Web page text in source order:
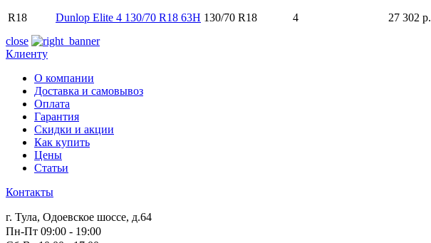
R18
Dunlop Elite 4 130/70 R18 63H 130/70 R18 4 27 302 р.
close
Клиенту
О компании
Доставка и самовывоз
Оплата
Гарантия
Скидки и акции
Как купить
Цены
Статьи
Контакты
г. Тула, Одоевское шоссе, д.64
Пн-Пт 09:00 - 19:00